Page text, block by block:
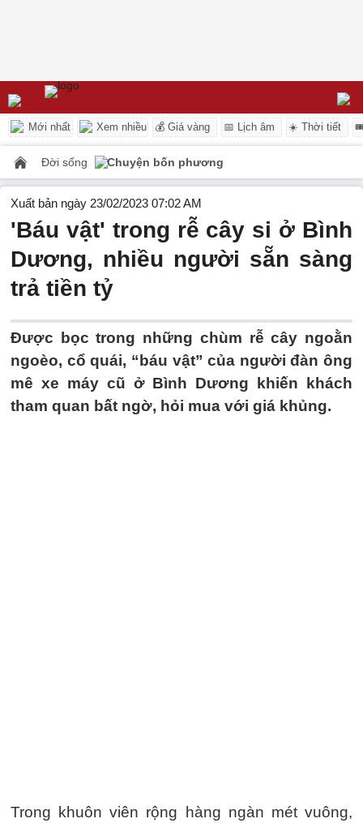
Mới nhất Xem nhiều 💰 Giá vàng 📅 Lịch âm ☀️ Thời tiết
Đời sống Chuyện bốn phương
Xuất bản ngày 23/02/2023 07:02 AM
'Báu vật' trong rễ cây si ở Bình
Dương, nhiều người sẵn sàng
trả tiền tỷ
Được bọc trong những chùm rễ cây ngoằn
ngoèo, cổ quái, “báu vật” của người đàn ông
mê xe máy cũ ở Bình Dương khiến khách
tham quan bất ngờ, hỏi mua với giá khủng.
Trong khuôn viên rộng hàng ngàn mét vuông,